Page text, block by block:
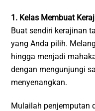
1. Kelas Membuat
Buat sendiri kerajinan
yang Anda pilih.
hingga menjadi
dengan mengunjungi
menyenangkan.
Mulailah penjemputan